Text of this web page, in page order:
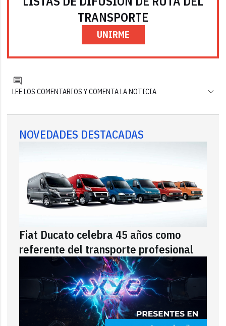
TRANSPORTE
UNIRME
LEE LOS COMENTARIOS Y COMENTA LA NOTICIA
NOVEDADES DESTACADAS
Fiat Ducato celebra 45 años como
referente del transporte profesional